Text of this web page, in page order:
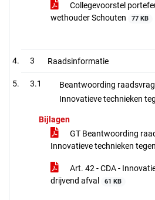
Collegevoorstel
wethouder Schouten
77 KB
3 Raadsinformatie
3.1
Beantwoording
Innovatieve technieken
Bijlagen
GT Beantwoording
Innovatieve technieken
Art. 42 - CDA -
drijvend afval
61 KB